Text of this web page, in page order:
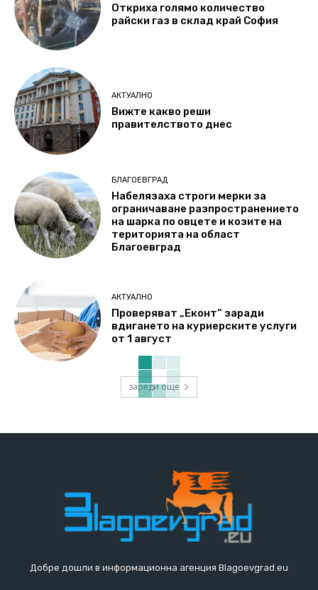
Откриха голямо количество
райски газ в склад край София
АКТУАЛНО
Вижте какво реши
правителството днес
БЛАГОЕВГРАД
Набелязаха строги мерки за
ограничаване разпространението
на шарка по овцете и козите на
територията на област
Благоевград
АКТУАЛНО
Проверяват „Еконт“ заради
вдигането на куриерските услуги
от 1 август
зареди още
Добре дошли в информационна агенция Blagoevgrad.eu